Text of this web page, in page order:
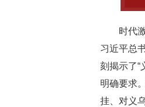
时代激
习近平总
刻揭示了“
明确要求
挂、对义